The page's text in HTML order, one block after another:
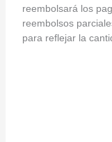
reembolsará los
reembolsos
para reflejar la